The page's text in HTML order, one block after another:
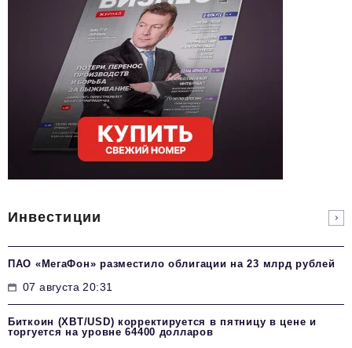
Инвестиции
ПАО «МегаФон» разместило облигации на 23 млрд рублей
07 августа 20:31
Биткоин (XBT/USD) корректируется в пятницу в цене и
торгуется на уровне 64400 долларов